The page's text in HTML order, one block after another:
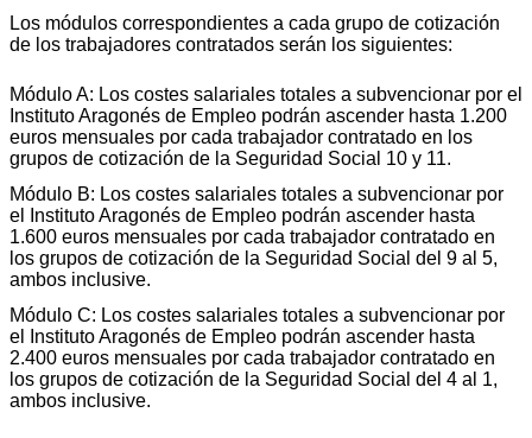
Los módulos correspondientes a cada grupo de cotización
de los trabajadores contratados serán los siguientes:
Módulo A: Los costes salariales totales a subvencionar por el
Instituto Aragonés de Empleo podrán ascender hasta 1.200
euros mensuales por cada trabajador contratado en los
grupos de cotización de la Seguridad Social 10 y 11.
Módulo B: Los costes salariales totales a subvencionar por
el Instituto Aragonés de Empleo podrán ascender hasta
1.600 euros mensuales por cada trabajador contratado en
los grupos de cotización de la Seguridad Social del 9 al 5,
ambos inclusive.
Módulo C: Los costes salariales totales a subvencionar por
el Instituto Aragonés de Empleo podrán ascender hasta
2.400 euros mensuales por cada trabajador contratado en
los grupos de cotización de la Seguridad Social del 4 al 1,
ambos inclusive.